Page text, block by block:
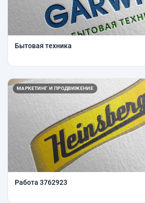
Бытовая техника
МАРКЕТИНГ И ПРОДВИЖЕНИЕ
Работа 3762923